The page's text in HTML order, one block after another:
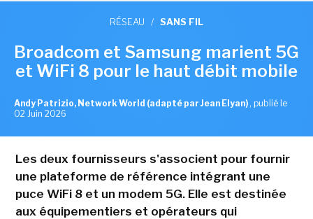
RÉSEAU / SANS FIL
Broadcom et Samsung marient 5G
et WiFi 8 pour le haut débit mobile
Andy Patrizio, Network World (adapté par Jean Elyan) , publié le
02 Juin 2026
Les deux fournisseurs s'associent pour fournir
une plateforme de référence intégrant une
puce WiFi 8 et un modem 5G. Elle est destinée
aux équipementiers et opérateurs qui